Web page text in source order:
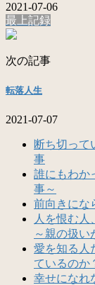
2021-07-06
最上記録
次の記事
転落人生
2021-07-07
断ち切って
事
誰にもわか
事～
前向きにな
人を恨む人
～親の扱い
愛を知る人
ているのか
幸せになれ